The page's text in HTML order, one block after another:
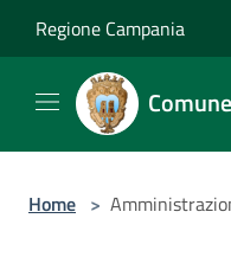
Regione Campania
Home >